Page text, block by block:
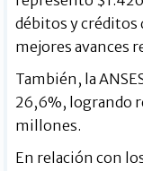
débitos y créditos
mejores avances
También, la
26,6%, logrando
millones.
En relación con